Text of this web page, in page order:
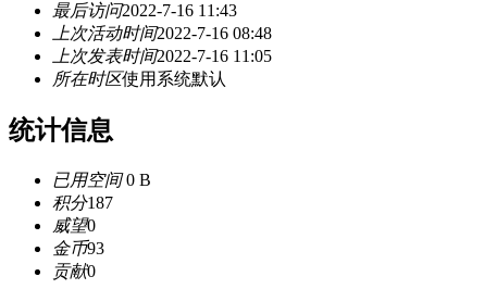
最后访问2022-7-16 11:43
上次活动时间2022-7-16 08:48
上次发表时间2022-7-16 11:05
所在时区使用系统默认
统计信息
已用空间0 B
积分187
威望0
金币93
贡献0